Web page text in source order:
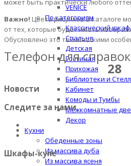
VENICE
По категориям
Классический
Спальня
Детская
Гостиная
Прихожая
Библиотеки и
Кабинет
Комоды и Тумбы
Межкомнатные
Декор
Кухни
Обеденные зоны
Из массива дуба
Из массива ясеня
может быть практически любого
Важно! Цвета рисунков в каталоге
от тех, которые будет иметь
Обусловлено это техническими
Телефон для
28
Новости
Следите за нами
Шкафы-купе